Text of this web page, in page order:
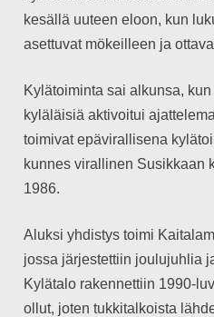
kesällä uuteen eloon, kun
asettuvat mökeilleen ja
Kylätoiminta sai alkunsa,
kyläläisiä aktivoitui
toimivat epävirallisena
kunnes virallinen Susikkaan
1986.
Aluksi yhdistys toimi
jossa järjestettiin joulujuhlia
Kylätalo rakennettiin 1990-
ollut, joten tukkitalkoista